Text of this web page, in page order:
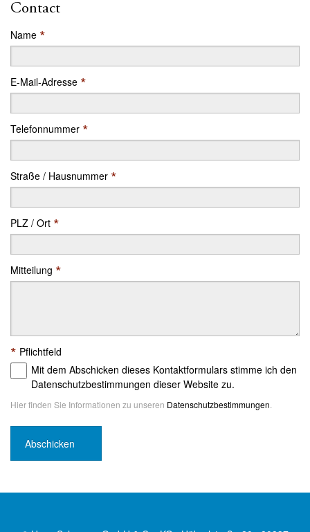
Contact
Name *
E-Mail-Adresse *
Telefonnummer *
Straße / Hausnummer *
PLZ / Ort *
Mitteilung *
* Pflichtfeld
Mit dem Abschicken dieses Kontaktformulars stimme ich den
Datenschutzbestimmungen dieser Website zu.
Hier finden Sie Informationen zu unseren Datenschutzbestimmungen